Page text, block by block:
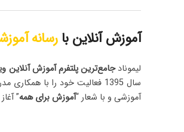
آموزش آنلاین بارسانه
لیمونادجامع‌ترین پلتفرم‌ آموزش آنلاین
سال 1395 فعالیت خود را با
آموزشی و با شعار “آموزش برای همه”